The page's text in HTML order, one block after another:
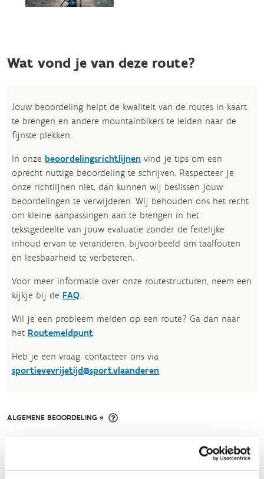
Wat vond je van deze route?
Jouw beoordeling helpt de kwaliteit van de routes in kaart
te brengen en andere mountainbikers te leiden naar de
fijnste plekken.
In onze beoordelingsrichtlijnen vind je tips om een
oprecht nuttige beoordeling te schrijven. Respecteer je
onze richtlijnen niet, dan kunnen wij beslissen jouw
beoordelingen te verwijderen. Wij behouden ons het recht
om kleine aanpassingen aan te brengen in het
tekstgedeelte van jouw evaluatie zonder de feitelijke
inhoud ervan te veranderen, bijvoorbeeld om taalfouten
en leesbaarheid te verbeteren.​
Voor meer informatie over onze routestructuren, neem een
kijkje bij de FAQ.
Wil je een probleem melden op een route? Ga dan naar
het Routemeldpunt.
Heb je een vraag, contacteer ons via
sportievevrijetijd@sport.vlaanderen.​
ALGEMENE BEOORDELING *